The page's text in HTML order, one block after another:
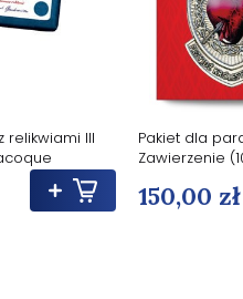
relikwiami III
Pakiet dla
Zawierzenie
150,00 zł